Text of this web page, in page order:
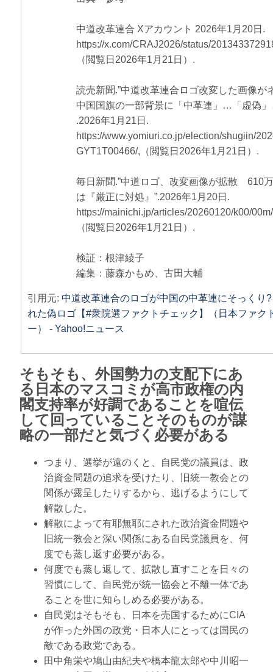
中道改革連合 Xアカウント 2026年1月20日.
https://x.com/CRAJ2026/status/
（閲覧日2026年1月21日）.
読売新聞.”中道改革連合ロゴ改変した画像が
中国国旗の一部背景に「中革連」…「虚偽」
.2026年1月21日.
https://www.yomiuri.co.jp/election/shugiin/
GYT1T00466/,（閲覧日2026年1月21日）.
毎日新聞.”中道ロゴ、改変画像が拡散 610
は『厳正に対処』”.2026年1月20日.
https://mainichi.jp/articles/20260120/k00/
（閲覧日2026年1月21日）.
検証：根津綾子
編集：藤森かもめ、古田大輔
引用元: 中道改革連合のロゴが中国の中革連にそっくり
れた偽ロゴ【#衆院選ファクトチェック】（日本ファク
ー） - Yahoo!ニュース
そもそも、外国勢力の支配下にあ
る日本のマスコミが高市政権の内
閣支持率が好調であることを喧伝
して回っていることそのものが謀
略の一部だと気づく必要がある
つまり、選挙が遠のくと、自民党の議員は、政
治資金問題の追求を受けたり、旧統一教会との
関係が露呈したりするから、逃げるようにして
解散した。
解散によって有耶無耶にされた政治資金問題や
旧統一教会と深い関係にある自民党議員を、何
度でも蒸し返す必要がある。
何度でも蒸し返して、拡散し直すことを日々の
習慣にして、自民党が統一協会と不離一体であ
ることを世に知らしめる必要がある。
自民党はそもそも、日本を売国するためにCIA
が作った外国の政党・日本人にとっては国民の
敵である政党である。
田中角栄や鳩山由紀夫や橋本龍太郎や中川昭一